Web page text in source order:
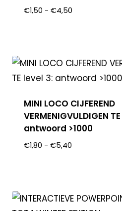
€1,50 - €4,50
MINI LOCO CIJFEREND
VERMENIGVULDIGEN
antwoord >1000
€1,80 - €5,40